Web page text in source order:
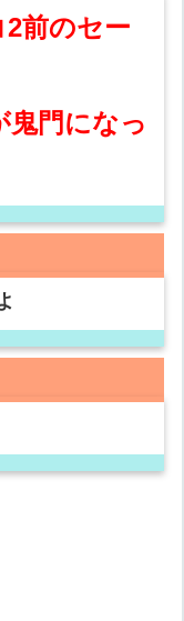
前のセー
鬼門になっ